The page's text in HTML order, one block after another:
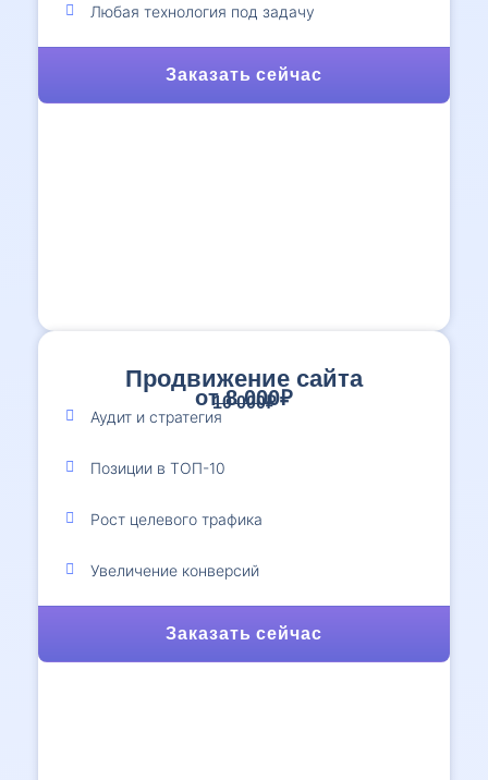
Любая технология под задачу
Заказать сейчас
Продвижение сайта
от 8 000₽
10 000₽
Аудит и стратегия
Позиции в ТОП-10
Рост целевого трафика
Увеличение конверсий
Заказать сейчас